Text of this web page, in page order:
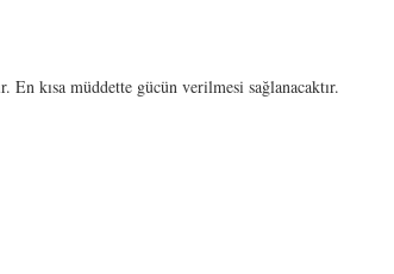
kısa müddette gücün verilmesi sağlanacaktır.